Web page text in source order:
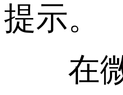
提示。
在微